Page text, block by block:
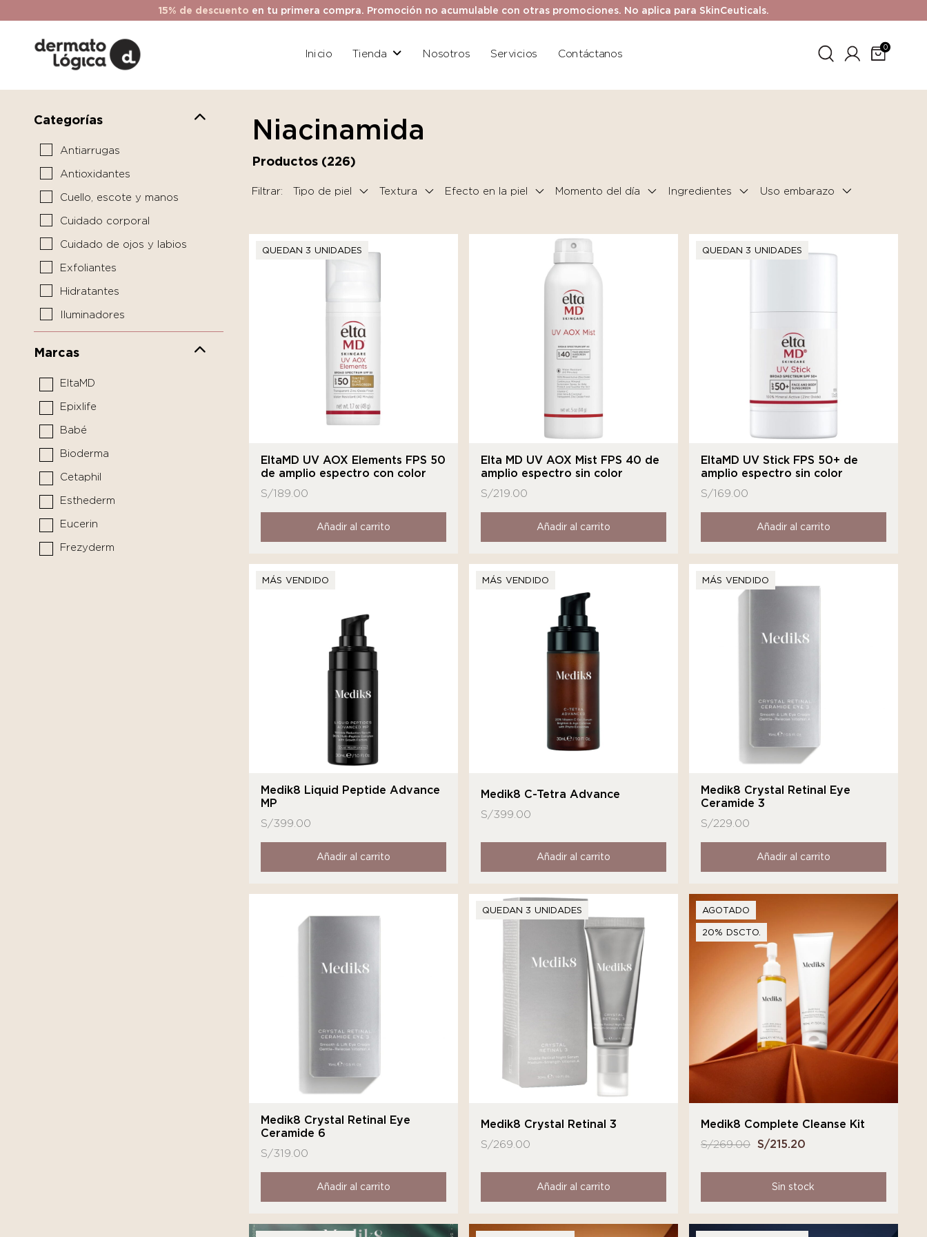
15% de descuento en tu primera compra. Promoción no acumulable con otras promociones. No aplica para SkinCeuticals.
Inicio Tienda Nosotros Servicios Contáctanos
0
Categorías
Antiarrugas
Antioxidantes
Cuello, escote y manos
Cuidado corporal
Cuidado de ojos y labios
Exfoliantes
Hidratantes
Iluminadores
Pediátrico
Protectores solares
Sérums y boosters
Cuidado del Cabello
Limpiador
Medicina funcional
Marcas
EltaMD
Epixlife
Babé
Bioderma
Cetaphil
Esthederm
Eucerin
Frezyderm
Niacinamida
Productos (226)
Filtrar: Tipo de piel Textura Efecto en la piel Momento del día Ingredientes
QUEDAN 3 UNIDADES
EltaMD UV AOX Elements FPS 50
de amplio espectro con color
S/189.00
Añadir al carrito
Elta MD UV AOX Mist FPS 40 de
amplio espectro sin color
S/219.00
Añadir al carrito
QUEDAN 3 UNIDADES
EltaMD UV Stick FPS 50+ de
amplio espectro sin color
S/169.00
Añadir al carrito
MÁS VENDIDO
Medik8 Liquid Peptide Advance
MP
S/399.00
Añadir al carrito
MÁS VENDIDO
Medik8 C-Tetra Advance
S/399.00
Añadir al carrito
MÁS VENDIDO
Medik8 Crystal Retinal Eye
Ceramide 3
S/229.00
Añadir al carrito
Medik8 Crystal Retinal Eye
Ceramide 6
S/319.00
Añadir al carrito
QUEDAN 3 UNIDADES
Medik8 Crystal Retinal 3
S/269.00
Añadir al carrito
AGOTADO
20% DSCTO.
Medik8 Complete Cleanse Kit
S/269.00 El
era:
S/215.20
es:
Sin stock